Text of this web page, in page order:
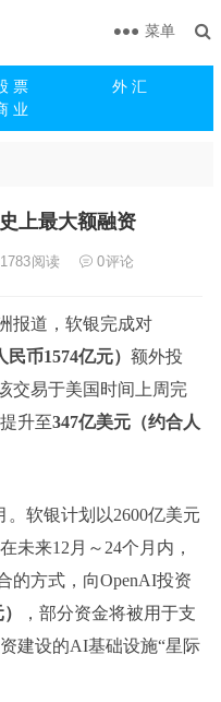
票
外 汇
业
菜单
上最大额融资
1783阅读 0评论
报道，软银完成对
币1574亿元） 额外投
交易于美国时间上周完
升至347亿美元（约合人
软银计划以2600亿美元
未来12月～24个月内，
的方式，向OpenAI投资
，部分资金将被用于支
建设的AI基础设施“星际